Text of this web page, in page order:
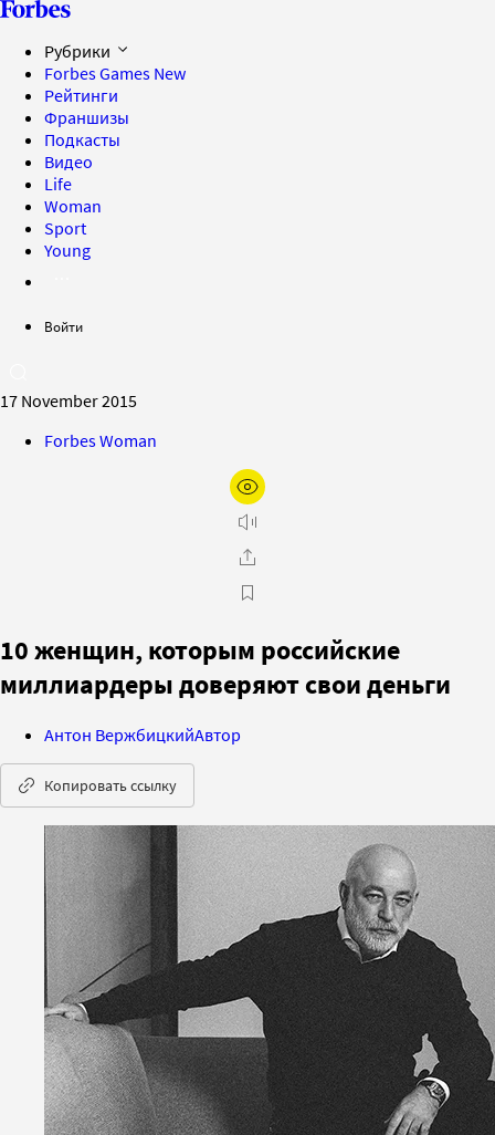
Рубрики
Forbes Games New
Рейтинги
Франшизы
Подкасты
Видео
Life
Woman
Sport
Young
Войти
17 November 2015
Forbes Woman
10 женщин, которым российские
миллиардеры доверяют свои деньги
Антон ВержбицкийАвтор
Копировать ссылку